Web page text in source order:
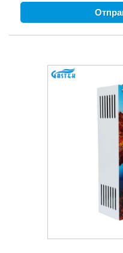
и т. д. могут обеспечить
гейзер со стеклянной